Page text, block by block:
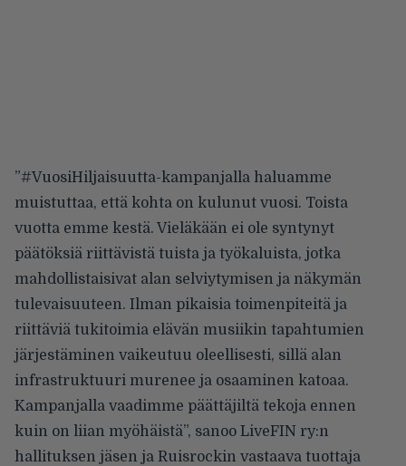
”#VuosiHiljaisuutta-kampanjalla haluamme
muistuttaa, että kohta on kulunut vuosi. Toista
vuotta emme kestä. Vieläkään ei ole syntynyt
päätöksiä riittävistä tuista ja työkaluista, jotka
mahdollistaisivat alan selviytymisen ja näkymän
tulevaisuuteen. Ilman pikaisia toimenpiteitä ja
riittäviä tukitoimia elävän musiikin tapahtumien
järjestäminen vaikeutuu oleellisesti, sillä alan
infrastruktuuri murenee ja osaaminen katoaa.
Kampanjalla vaadimme päättäjiltä tekoja ennen
kuin on liian myöhäistä”, sanoo LiveFIN ry:n
hallituksen jäsen ja Ruisrockin vastaava tuottaja